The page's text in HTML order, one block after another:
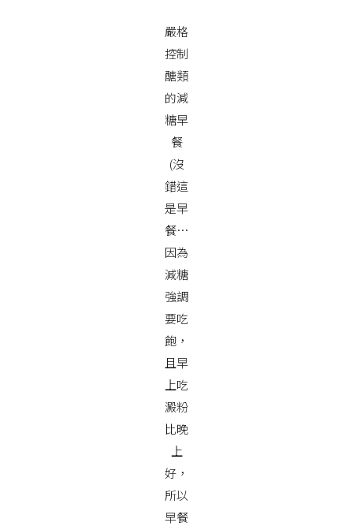
嚴格
控制
醣類
的減
糖早
餐
(沒
錯這
是早
餐…
因為
減糖
強調
要吃
飽，
且早
上吃
澱粉
比晚
上
好，
所以
早餐